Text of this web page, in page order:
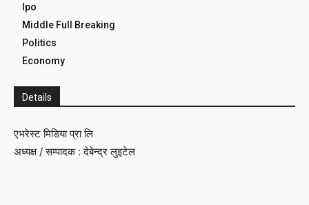
Ipo
Middle Full Breaking
Politics
Economy
Details
एभरेस्ट मिडिया प्रा लि
अध्यक्ष / सम्पादक : देबेन्द्र लुइटेल